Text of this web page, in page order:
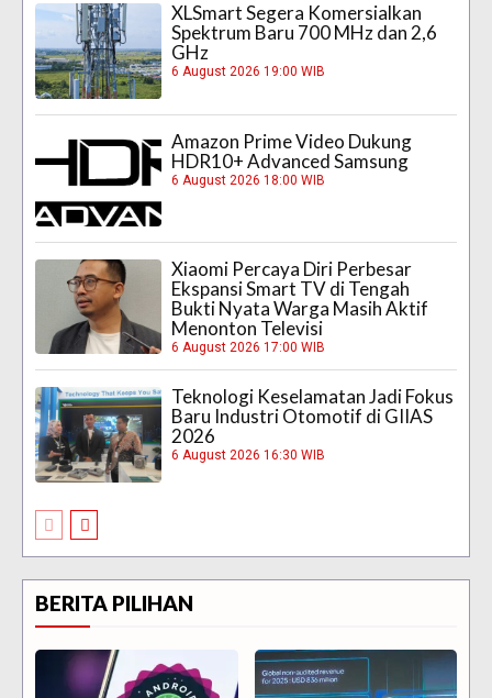
XLSmart Segera Komersialkan
Spektrum Baru 700 MHz dan 2,6
GHz
6 August 2026 19:00 WIB
Amazon Prime Video Dukung
HDR10+ Advanced Samsung
6 August 2026 18:00 WIB
Xiaomi Percaya Diri Perbesar
Ekspansi Smart TV di Tengah
Bukti Nyata Warga Masih Aktif
Menonton Televisi
6 August 2026 17:00 WIB
Teknologi Keselamatan Jadi Fokus
Baru Industri Otomotif di GIIAS
2026
6 August 2026 16:30 WIB
BERITA PILIHAN